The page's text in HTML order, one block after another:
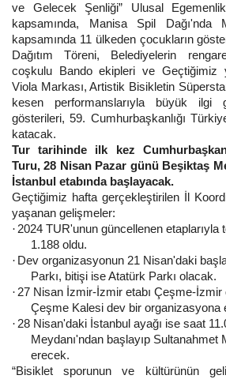
ve Gelecek Şenliği” Ulusal
kapsamında, Manisa Spil Dağı'nda
kapsamında 11 ülkeden çocukların
Dağıtım Töreni, Belediyelerin
coşkulu Bando ekipleri ve Geçtiğimiz
Viola Markası, Artistik Bisikletin
kesen performanslarıyla büyük ilgi
gösterileri, 59. Cumhurbaşkanlığı
katacak.
Tur tarihinde ilk kez
Turu, 28 Nisan Pazar günü Beşiktaş
İstanbul etabında başlayacak.
Geçtiğimiz hafta gerçekleştirilen İl
yaşanan gelişmeler:
· 2024 TUR'unun güncellenen etaplarıyla
1.188 oldu.
· Dev organizasyonun 21 Nisan'daki
Parkı, bitişi ise Atatürk Parkı olacak.
· 27 Nisan İzmir-İzmir etabı Çeşme-İzmir
Çeşme Kalesi dev bir
· 28 Nisan'daki İstanbul ayağı ise saat
Meydanı'ndan başlayıp Sultanahmet
erecek.
“Bisiklet sporunun ve kültürünün